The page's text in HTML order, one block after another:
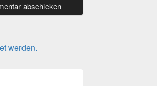
werden.